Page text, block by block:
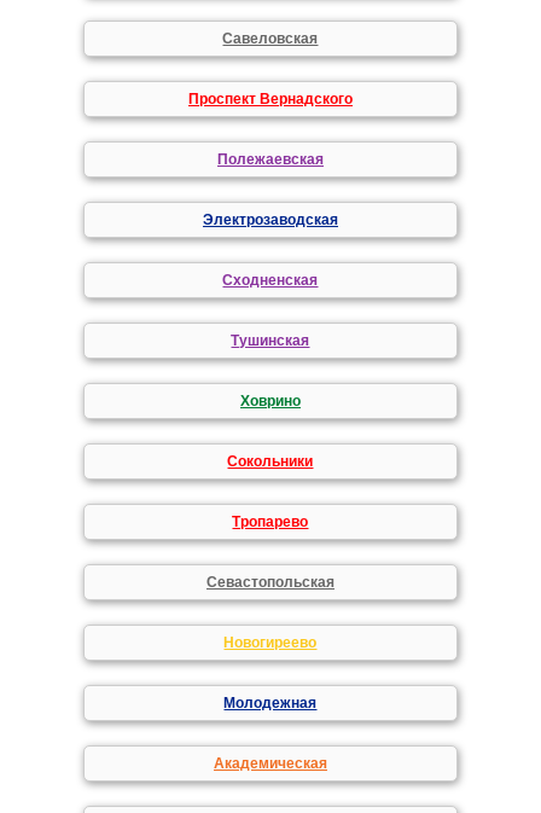
Савеловская
Проспект Вернадского
Полежаевская
Электрозаводская
Сходненская
Тушинская
Ховрино
Сокольники
Тропарево
Севастопольская
Новогиреево
Молодежная
Академическая